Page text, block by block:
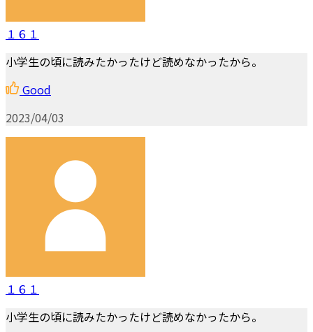
１６１
小学生の頃に読みたかったけど読めなかったから。
Good
2023/04/03
１６１
小学生の頃に読みたかったけど読めなかったから。